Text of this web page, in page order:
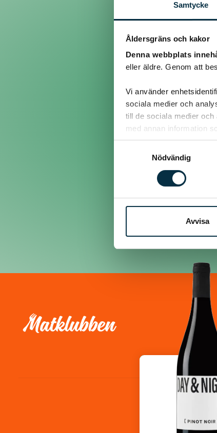
Samtycke
Åldersgräns och kakor
Denna webbplats
eller äldre. Genom att
Vi använder
sociala medier och
till de sociala medier
med annan information
Nödvändig
Avvisa
Inlägg
@carina96
ingen som vet?:(
@carina96